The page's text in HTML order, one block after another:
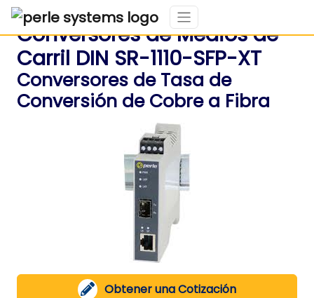
Conversores de Medios de
Carril DIN SR-1110-SFP-XT
Conversores de Tasa de
Conversión de Cobre a Fibra
Obtener una Cotización